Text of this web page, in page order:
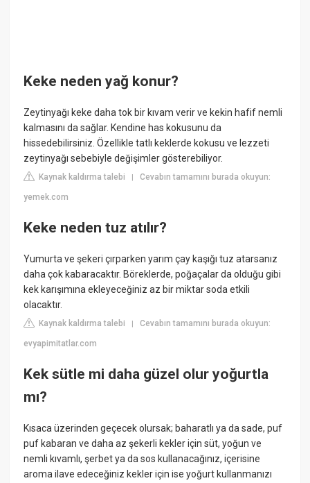
Keke neden yağ konur?
Zeytinyağı keke daha tok bir kıvam verir ve kekin hafif nemli
kalmasını da sağlar. Kendine has kokusunu da
hissedebilirsiniz. Özellikle tatlı keklerde kokusu ve lezzeti
zeytinyağı sebebiyle değişimler gösterebiliyor.
Kaynak kaldırma talebi |Cevabın tamamını burada okuyun:
yemek.com
Keke neden tuz atılır?
Yumurta ve şekeri çırparken yarım çay kaşığı tuz atarsanız
daha çok kabaracaktır. Böreklerde, poğaçalar da olduğu gibi
kek karışımına ekleyeceğiniz az bir miktar soda etkili
olacaktır.
Kaynak kaldırma talebi |Cevabın tamamını burada okuyun:
evyapimitatlar.com
Kek sütle mi daha güzel olur yoğurtla
mı?
Kısaca üzerinden geçecek olursak; baharatlı ya da sade, puf
puf kabaran ve daha az şekerli kekler için süt, yoğun ve
nemli kıvamlı, şerbet ya da sos kullanacağınız, içerisine
aroma ilave edeceğiniz kekler için ise yoğurt kullanmanızı